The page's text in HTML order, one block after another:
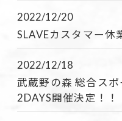
2022/12/20
SLAVEカスタマー休
2022/12/18
武蔵野の森 総合ス
2DAYS開催決定！！